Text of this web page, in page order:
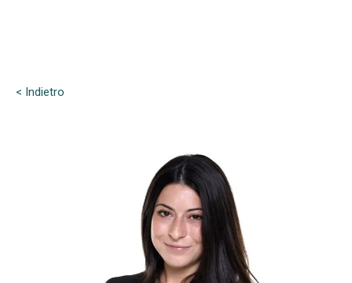
< Indietro